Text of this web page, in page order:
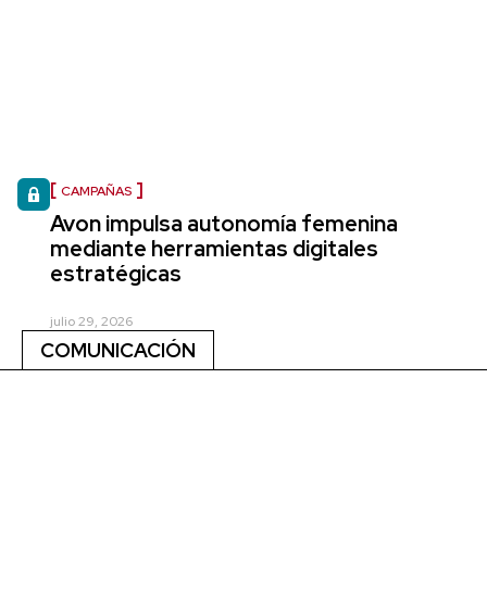
CAMPAÑAS
Avon impulsa autonomía femenina
mediante herramientas digitales
estratégicas
julio 29, 2026
COMUNICACIÓN